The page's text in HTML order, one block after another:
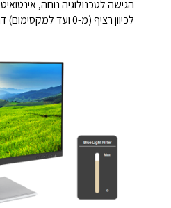
הגישה לטכנולוגיה נוחה,
לכיוון רציף (מ-0 ועד למקסימום) דרך תפריט ה-OSD.